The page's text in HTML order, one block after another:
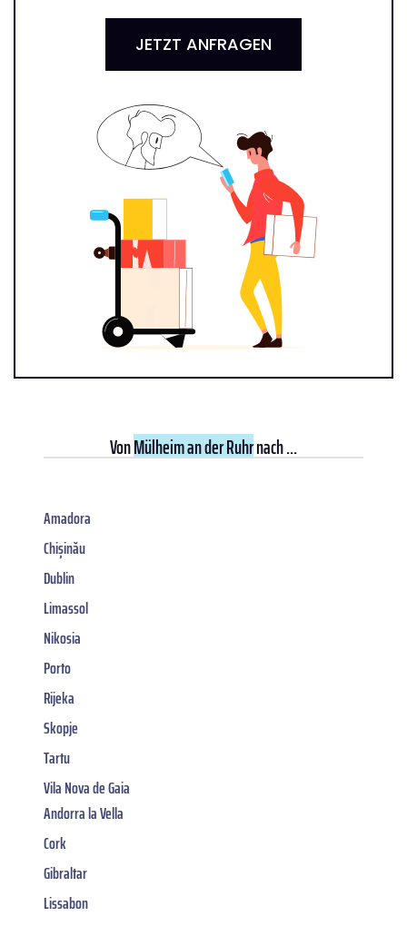
JETZT ANFRAGEN
VonMülheim an der Ruhrnach ...
Amadora
Chișinău
Dublin
Limassol
Nikosia
Porto
Rijeka
Skopje
Tartu
Vila Nova de Gaia
Andorra la Vella
Cork
Gibraltar
Lissabon